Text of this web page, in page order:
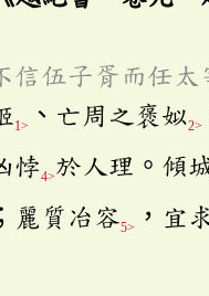
信伍子胥而任太
1> 、亡周之褒姒2>
悖4>於人理。傾
麗質冶容5> ，宜